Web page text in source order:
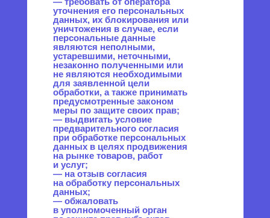
персональных данных для
распространения, должна
быть прекращена в любое
время по требованию субъекта
персональных данных. Данное
требование должно включать
в себя фамилию, имя,
отчество (при наличии),
контактную информацию
(номер телефона, адрес
электронной почты или
почтовый адрес) субъекта
персональных данных, а также
перечень персональных
данных, обработка которых
подлежит прекращению.
Указанные в данном
требовании персональные
данные могут обрабатываться
только Оператором, которому
оно направлено.
5.8.4 Согласие на обработку
персональных данных,
разрешенных для
распространения, прекращает
свое действие с момента
поступления Оператору
требования, указанного в
п. 5.8.3 настоящей Политики
в отношении обработки
персональных данных.